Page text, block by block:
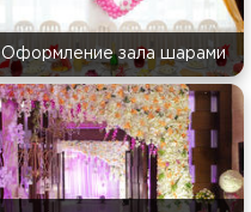
Оформление зала шарами